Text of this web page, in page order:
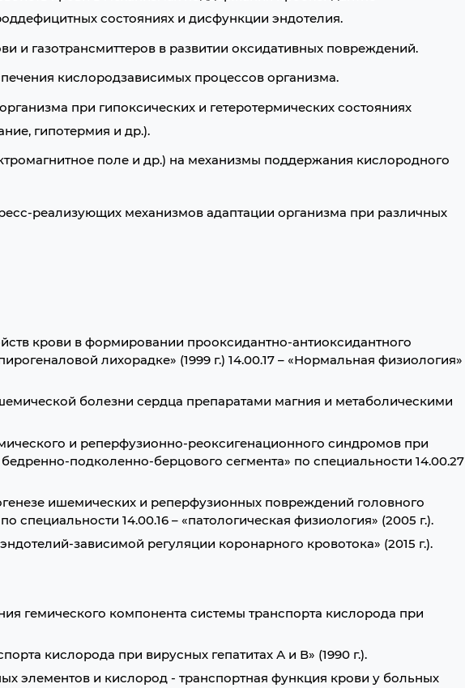
состояниях и дисфункции эндотелия.
и газотрансмиттеров в развитии оксидативных повреждений.
кислородзависимых процессов организма.
при гипоксических и гетеротермических состояниях
гипотермия и др.).
поле и др.) на механизмы поддержания кислородного
реализующих механизмов адаптации организма при различных
крови в формировании прооксидантно-антиоксидантного
лихорадке» (1999 г.) 14.00.17 – «Нормальная физиология»
болезни сердца препаратами магния и метаболическими
и реперфузионно-реоксигенационного синдромов при
подколенно-берцового сегмента» по специальности 14.00.27
ишемических и реперфузионных повреждений головного
специальности 14.00.16 – «патологическая физиология» (2005 г.).
зависимой регуляции коронарного кровотока» (2015 г.).
гемического компонента системы транспорта кислорода при
кислорода при вирусных гепатитах А и В» (1990 г.).
элементов и кислород - транспортная функция крови у больных